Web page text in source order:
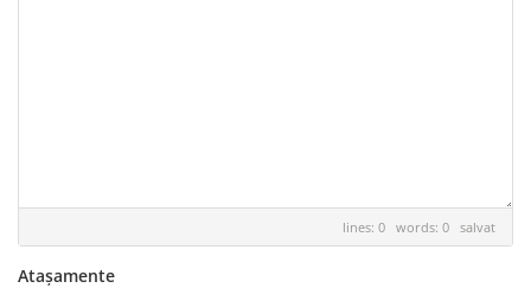
lines: 0 words: 0 salvat
Atașamente